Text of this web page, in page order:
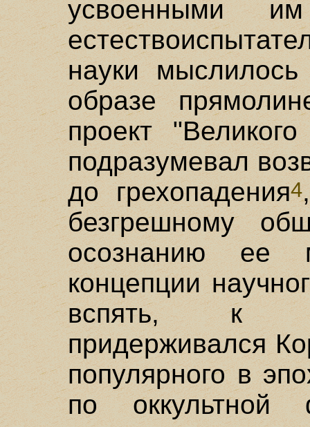
усвоенными
науки
образе
проект
подразумевал
до грехопадения4
безгрешному
осознанию ее
концепции
вспять, к
придерживался
популярного в
по оккультной